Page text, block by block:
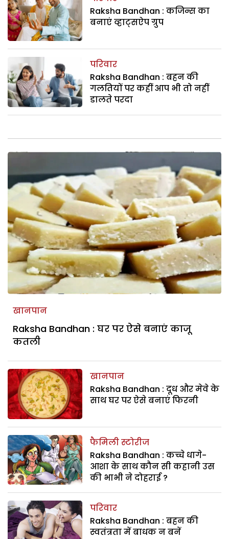
Raksha Bandhan : कजिन्स का
बनाएं व्हाट्सऐप ग्रुप
परिवार
Raksha Bandhan : बहन की
गलतियों पर कहीं आप भी तो नहीं
डालते परदा
खानपान
Raksha Bandhan : घर पर ऐसे बनाएं काजू
कतली
खानपान
Raksha Bandhan : दूध और मेवे के
साथ घर पर ऐसे बनाएं फिरनी
फैमिली स्टोरीज
Raksha Bandhan : कच्चे धागे-
आशा के साथ कौन सी कहानी उस
की भाभी ने दोहराई ?
परिवार
Raksha Bandhan : बहन की
स्वतंत्रता में बाधक न बनें